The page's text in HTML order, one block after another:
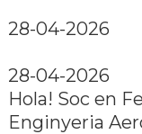
28-04-2026
28-04-2026
Hola! Soc en
Enginyeria